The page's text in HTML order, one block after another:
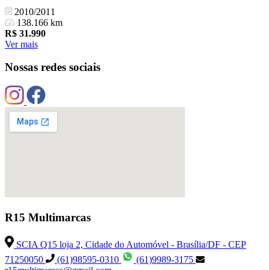
2010/2011
138.166 km
R$ 31.990
Ver mais
Nossas redes sociais
R15 Multimarcas
SCIA Q15 loja 2, Cidade do Automóvel - Brasília/DF - CEP
71250050
(61)98595-0310
(61)9989-3175